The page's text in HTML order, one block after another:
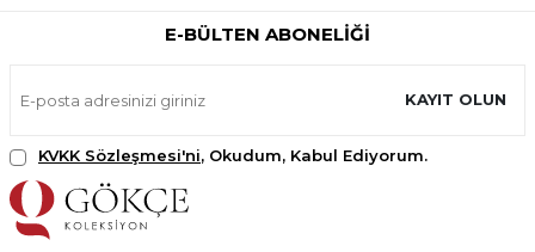
E-BÜLTEN ABONELIĞI
KAYIT OLUN
KVKK Sözleşmesi'ni, Okudum, Kabul Ediyorum.